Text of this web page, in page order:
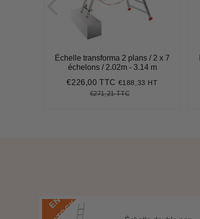
Échelle transforma 2 plans / 2 x 7
échelons / 2.02m - 3.14 m
Prix
€226,00 TTC €226,00
€188,33 HT
Prix
€271,21 TTC€271,21
E
N
S
T
O
C
K